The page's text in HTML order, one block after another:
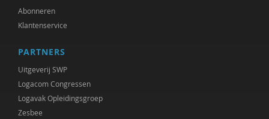
Heleen Hörmann
Machteld Huber
Gaby Jacobs
Ruben Jacobs
Abonneren
Klantenservice
PARTNERS
Uitgeverij SWP
Logacom Congressen
Logavak Opleidingsgroep
Zesbee